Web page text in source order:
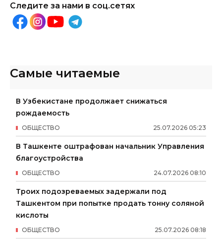
Следите за нами в соц.сетях
Самые читаемые
В Узбекистане продолжает снижаться
рождаемость
25.07.2026 05:23
ОБЩЕСТВО
В Ташкенте оштрафован начальник Управления
благоустройства
24.07.2026 08:10
ОБЩЕСТВО
Троих подозреваемых задержали под
Ташкентом при попытке продать тонну соляной
кислоты
25.07.2026 08:18
ОБЩЕСТВО